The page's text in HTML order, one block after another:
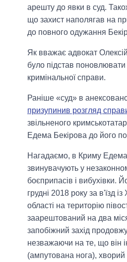
арешту до явки в суд.
що захист наполягав на
до повного одужання
Як вважає адвокат
було підстав поновлювати
кримінальної справи.
Раніше «суд» в
призупинив розгляд
звільненого
Едема Бекірова до його
Нагадаємо, в Криму
звинувачують у
боєприпасів і вибухівки.
грудні 2018 року за в'їзд
області на територію
заарештований на два
запобіжний захід
незважаючи на те, що він
(ампутована нога),